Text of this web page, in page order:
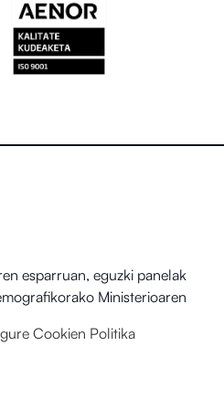
esparruan, eguzki panelak
Ministerioaren
Cookien Politika